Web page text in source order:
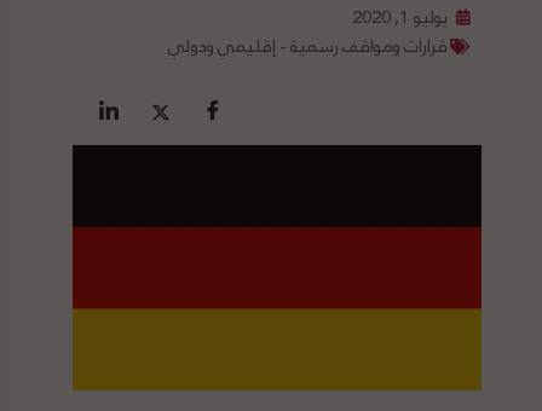
يوليو 1, 2020
قرارات ومواقف رسمية - إقليمي ودولي